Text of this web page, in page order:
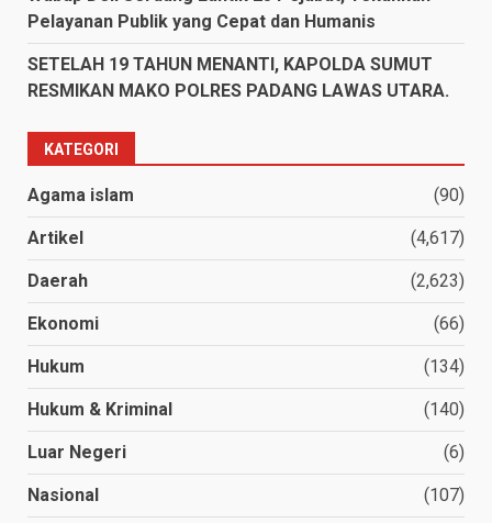
Pelayanan Publik yang Cepat dan Humanis
SETELAH 19 TAHUN MENANTI, KAPOLDA SUMUT
RESMIKAN MAKO POLRES PADANG LAWAS UTARA.
KATEGORI
Agama islam (90)
Artikel (4,617)
Daerah (2,623)
Ekonomi (66)
Hukum (134)
Hukum & Kriminal (140)
Luar Negeri (6)
Nasional (107)